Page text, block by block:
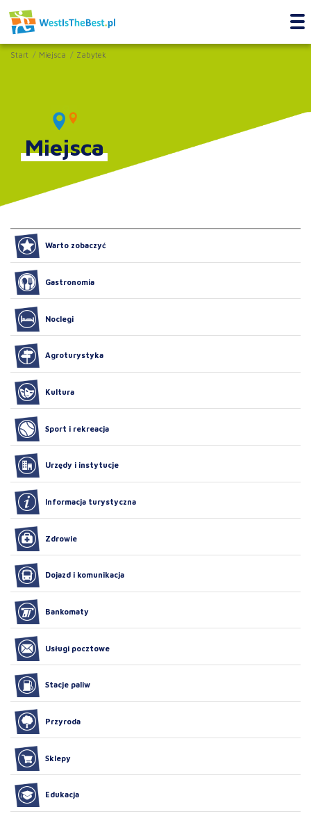
Start Miejsca Zabytek
Miejsca
Warto zobaczyć
Gastronomia
Noclegi
Agroturystyka
Kultura
Sport i rekreacja
Urzędy i instytucje
Informacja turystyczna
Zdrowie
Dojazd i komunikacja
Bankomaty
Usługi pocztowe
Stacje paliw
Przyroda
Sklepy
Edukacja